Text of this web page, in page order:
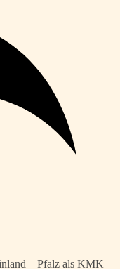
– Pfalz als KMK –